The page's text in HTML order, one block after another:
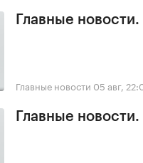
Главные
Главные новости 05 авг,
Главные